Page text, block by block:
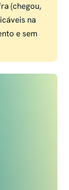
(chegou,
na
e sem